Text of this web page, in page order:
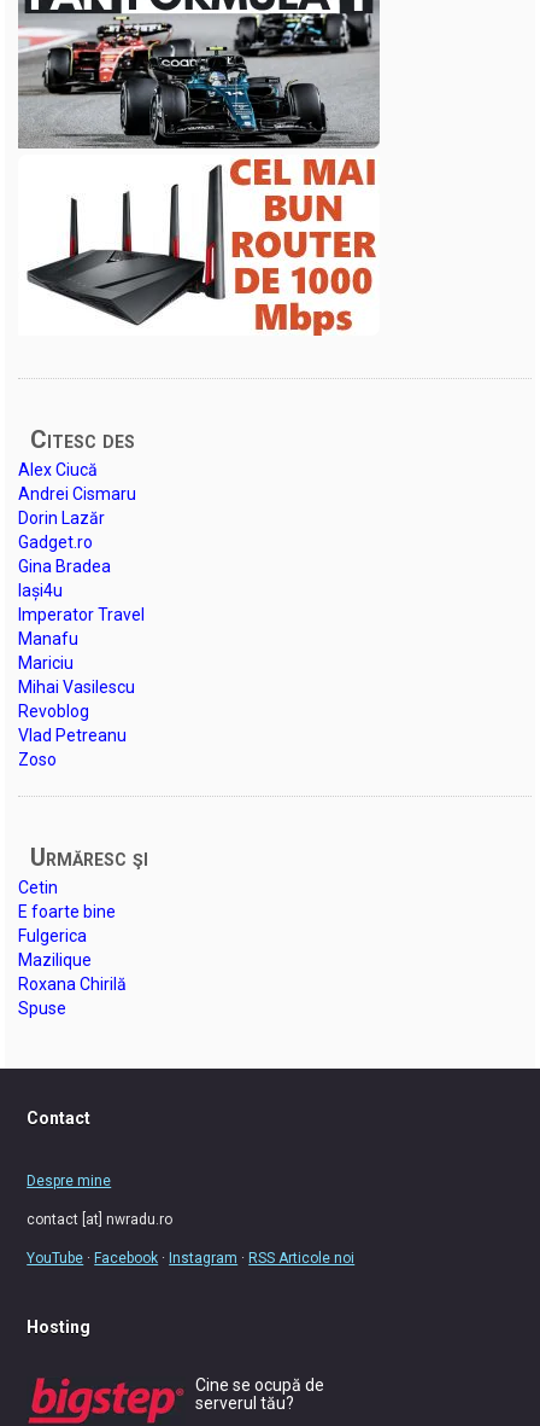
Citesc des
Alex Ciucă
Andrei Cismaru
Dorin Lazăr
Gadget.ro
Gina Bradea
Iași4u
Imperator Travel
Manafu
Mariciu
Mihai Vasilescu
Revoblog
Vlad Petreanu
Zoso
Urmăresc şi
Cetin
E foarte bine
Fulgerica
Mazilique
Roxana Chirilă
Spuse
Contact
Despre mine
contact [at] nwradu.ro
YouTube ·Facebook ·Instagram ·RSS Articole noi
Hosting
Cine se ocupă de
serverul tău?